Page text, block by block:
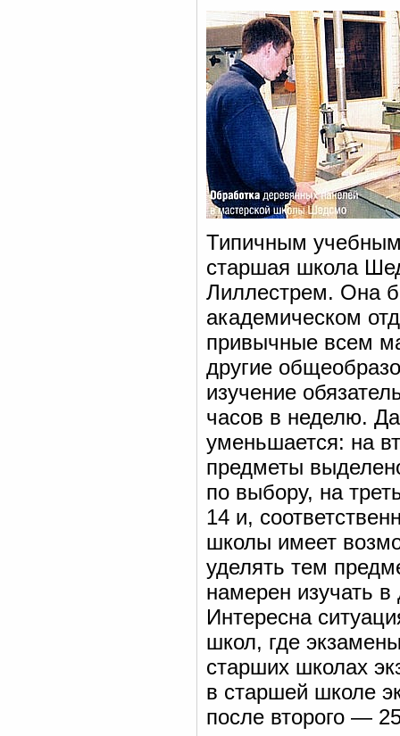
Типичным учебным
старшая школа
Лиллестрем. Она
академическом
привычные всем
другие
изучение
часов в неделю.
уменьшается: на
предметы
по выбору, на
14 и,
школы имеет
уделять тем
намерен изучать
Интересна
школ, где
старших школах
в старшей школе
после второго —